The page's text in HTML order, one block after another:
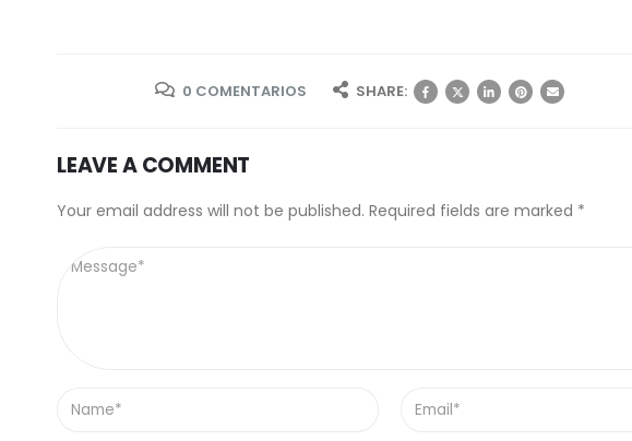
0 COMENTARIOS SHARE:
LEAVE A COMMENT
Your email address will not be published. Required fields are marked *